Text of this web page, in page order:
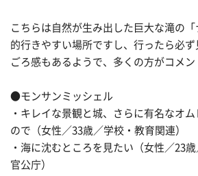
こちらは自然が生み出した巨大な滝の
的行きやすい場所ですし、行ったら必
ごろ感もあるようで、多くの方がコメン
●モンサンミッシェル
・キレイな景観と城、さらに有名なオ
ので（女性／33歳／学校・教育関連）
・海に沈むところを見たい（女性／23
官公庁）